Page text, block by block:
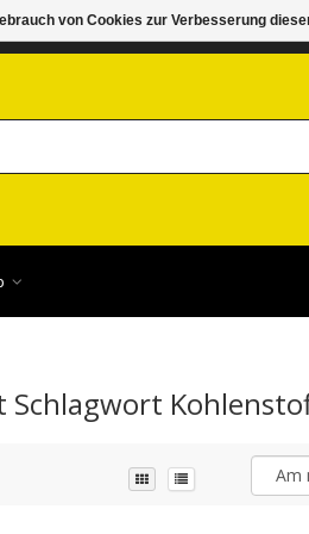
SAMSTAG 15.08. GESCHLOSSEN
Am
von Cookies zur Verbesserung